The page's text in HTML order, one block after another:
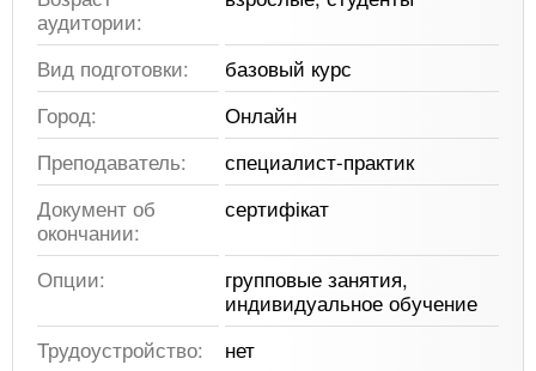
аудитории:
Вид подготовки:
базовый курс
Город:
Онлайн
Преподаватель:
специалист-практик
Документ об
окончании:
сертифікат
Опции:
групповые занятия,
индивидуальное обучение
Трудоустройство:
нет